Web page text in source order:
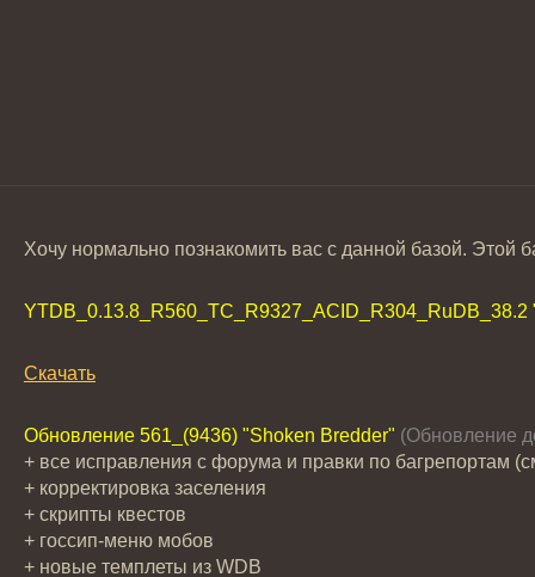
Хочу нормально познакомить вас с данной базой. Этой
YTDB_0.13.8_R560_TC_R9327_ACID_R304_RuDB_38.2
Скачать
Обновление 561_(9436) "Shoken Bredder" (Обновление
+ все исправления с форума и правки по багрепортам
+ корректировка заселения
+ скрипты квестов
+ госсип-меню мобов
+ новые темплеты из WDB